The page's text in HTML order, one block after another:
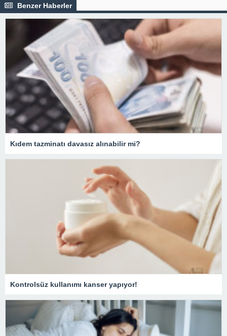
Benzer Haberler
Kıdem tazminatı davasız alınabilir mi?
Kontrolsüz kullanımı kanser yapıyor!